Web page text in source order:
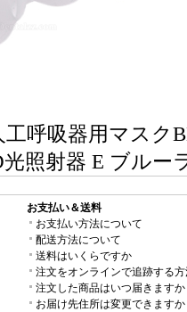
工呼吸器用マスク
光照射器 E ブルー
お支払い＆送料
お支払い方法について
配送方法について
送料はいくらですか
注文をオンラインで追跡する
注文した商品はいつ届きますか
お届け先住所は変更できますか